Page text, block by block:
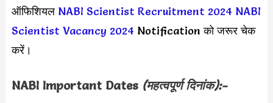
ऑफिशियल NABI Scientist Recruitment 2024 NABI
Scientist Vacancy 2024 Notification को जरूर चेक
करें।
NABI Important Dates (महत्वपूर्ण दिनांक):-